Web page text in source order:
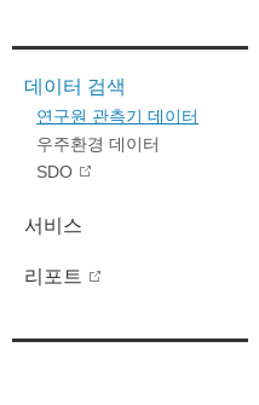
데이터 검색
연구원 관측기 데이터
우주환경 데이터
SDO
서비스
리포트